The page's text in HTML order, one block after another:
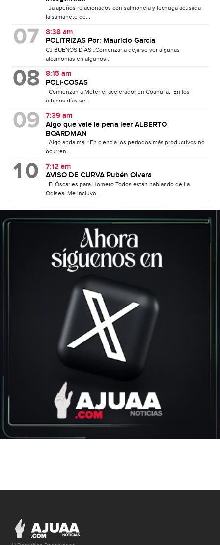
Jalapeños relacionados con salmonela y lechuga acusada
falsamanete de...
8:38 am
POLITRIZAS Por: Mauricio García
CJ BUENOS DÍAS…Comenzar a dejarse ver algunas
alcamonías en algunos...
8:15 am
POLI-COSAS
Comienzan a Meter el acelerador en Coahuila. En los
últimos días se...
7:39 am
Algo que vale la pena leer ALBERTO
BOARDMAN
Algo anda mal “En ciencia los períodos más productivos no
ocurren...
7:12 am
AVISO DE CURVA Rubén Olvera
El Óscar es para Homero Todos están hablando de La
Odisea. Me incluyo....